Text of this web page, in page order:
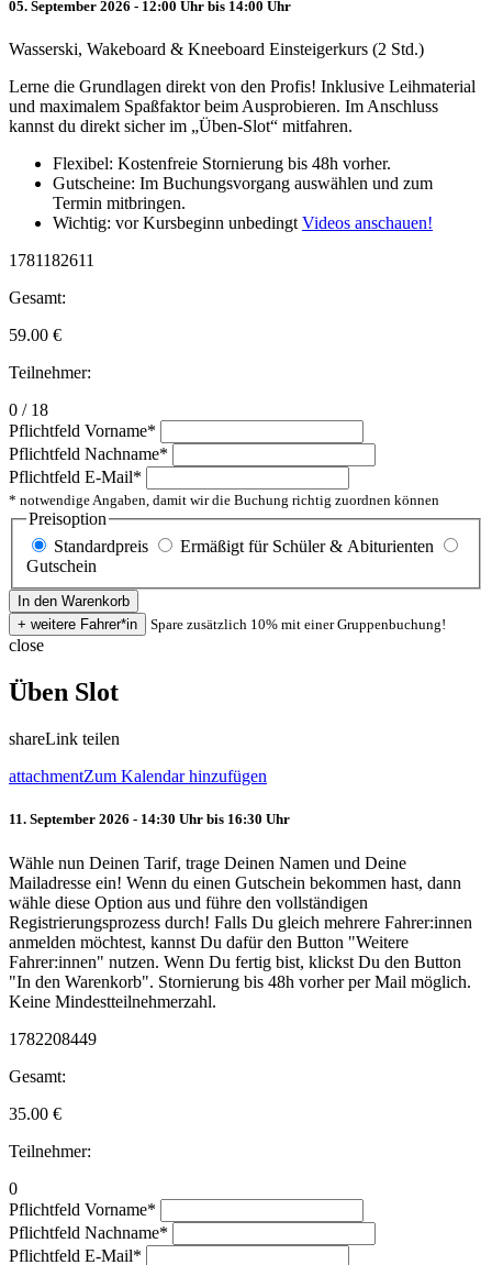
05. September 2026 - 12:00 Uhr bis 14:00 Uhr
Wasserski, Wakeboard & Kneeboard Einsteigerkurs (2 Std.)
Lerne die Grundlagen direkt von den Profis! Inklusive Leihmaterial
und maximalem Spaßfaktor beim Ausprobieren. Im Anschluss
kannst du direkt sicher im „Üben-Slot“ mitfahren.
Flexibel: Kostenfreie Stornierung bis 48h vorher.
Gutscheine: Im Buchungsvorgang auswählen und zum
Termin mitbringen.
Wichtig: vor Kursbeginn unbedingt Videos anschauen!
1781182611
Gesamt:
59.00 €
Teilnehmer:
0 / 18
Pflichtfeld Vorname*
Pflichtfeld Nachname*
Pflichtfeld E-Mail*
* notwendige Angaben, damit wir die Buchung richtig zuordnen können
Preisoption
Standardpreis
Ermäßigt für Schüler & Abiturienten
Gutschein
Spare zusätzlich 10% mit einer Gruppenbuchung!
close
Üben Slot
shareLink teilen
attachmentZum Kalendar hinzufügen
11. September 2026 - 14:30 Uhr bis 16:30 Uhr
Wähle nun Deinen Tarif, trage Deinen Namen und Deine
Mailadresse ein! Wenn du einen Gutschein bekommen hast, dann
wähle diese Option aus und führe den vollständigen
Registrierungsprozess durch! Falls Du gleich mehrere Fahrer:innen
anmelden möchtest, kannst Du dafür den Button "Weitere
Fahrer:innen" nutzen. Wenn Du fertig bist, klickst Du den Button
"In den Warenkorb". Stornierung bis 48h vorher per Mail möglich.
Keine Mindestteilnehmerzahl.
1782208449
Gesamt:
35.00 €
Teilnehmer:
0
Pflichtfeld Vorname*
Pflichtfeld Nachname*
Pflichtfeld E-Mail*